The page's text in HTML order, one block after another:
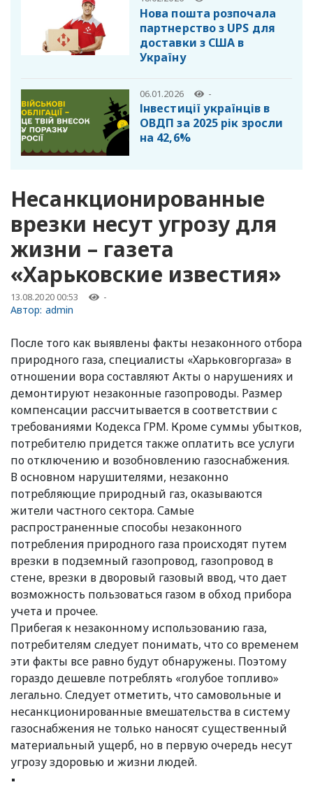
Нова пошта розпочала
партнерство з UPS для
доставки з США в
Україну
06.01.2026 -
Інвестиції українців в
ОВДП за 2025 рік зросли
на 42,6%
Несанкционированные
врезки несут угрозу для
жизни – газета
«Харьковские известия»
13.08.2020 00:53 -
Автор: admin
После того как выявлены факты незаконного отбора
природного газа, специалисты «Харьковгоргаза» в
отношении вора составляют Акты о нарушениях и
демонтируют незаконные газопроводы. Размер
компенсации рассчитывается в соответствии с
требованиями Кодекса ГРМ. Кроме суммы убытков,
потребителю придется также оплатить все услуги
по отключению и возобновлению газоснабжения.
В основном нарушителями, незаконно
потребляющие природный газ, оказываются
жители частного сектора. Самые
распространенные способы незаконного
потребления природного газа происходят путем
врезки в подземный газопровод, газопровод в
стене, врезки в дворовый газовый ввод, что дает
возможность пользоваться газом в обход прибора
учета и прочее.
Прибегая к незаконному использованию газа,
потребителям следует понимать, что со временем
эти факты все равно будут обнаружены. Поэтому
гораздо дешевле потреблять «голубое топливо»
легально. Следует отметить, что самовольные и
несанкционированные вмешательства в систему
газоснабжения не только наносят существенный
материальный ущерб, но в первую очередь несут
угрозу здоровью и жизни людей.